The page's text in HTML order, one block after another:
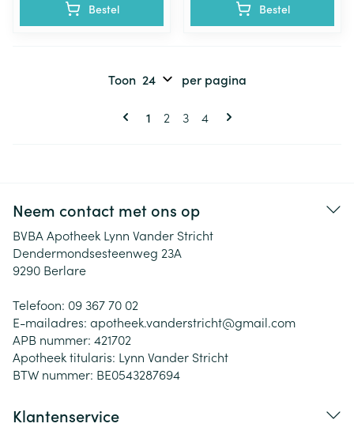
Bestel Bestel
Pagina's
U lees momenteel pagina
1 Pagina
2 Pagina
3 Pagina
4
Toon per pagina
Neem contact met ons op
BVBA Apotheek Lynn Vander Stricht
Dendermondsesteenweg 23A
9290 Berlare
Telefoon: 09 367 70 02
E-mailadres: apotheek.vanderstricht@gmail.com
APB nummer: 421702
Apotheek titularis: Lynn Vander Stricht
BTW nummer: BE0543287694
Klantenservice